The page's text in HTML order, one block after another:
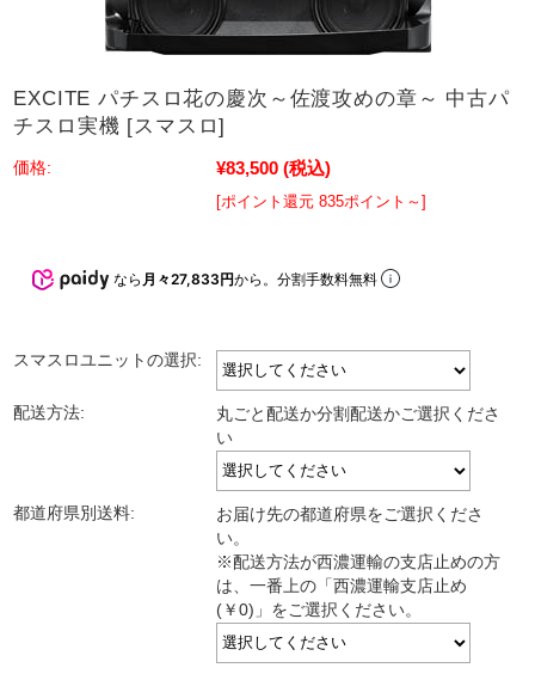
EXCITE パチスロ花の慶次～佐渡攻めの章～ 中古パ
チスロ実機 [スマスロ]
価格: ¥83,500 (税込)
[ポイント還元 835ポイント～]
なら 月々27,833円から。分割手数料無料
スマスロユニットの選択:
配送方法:
丸ごと配送か分割配送かご選択くださ
い
都道府県別送料:
お届け先の都道府県をご選択くださ
い。
※配送方法が西濃運輸の支店止めの方
は、一番上の「西濃運輸支店止め
(￥0)」をご選択ください。